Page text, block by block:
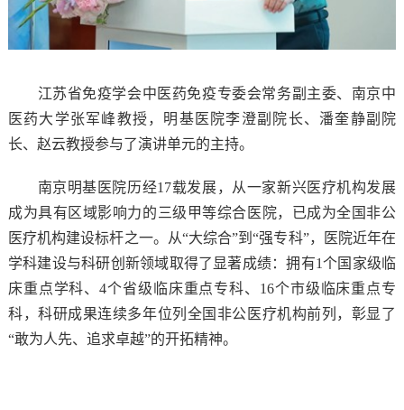
江苏省免疫学会中医药免疫专委会常务副主委、南京中
医药大学张军峰教授，明基医院李澄副院长、潘奎静副院
长、赵云教授参与了演讲单元的主持。
南京明基医院历经17载发展，从一家新兴医疗机构发展
成为具有区域影响力的三级甲等综合医院，已成为全国非公
医疗机构建设标杆之一。从“大综合”到“强专科”，医院近年在
学科建设与科研创新领域取得了显著成绩：拥有1个国家级临
床重点学科、4个省级临床重点专科、 16个市级临床重点专
科，科研成果连续多年位列全国非公医疗机构前列，彰显了
“敢为人先、追求卓越”的开拓精神。